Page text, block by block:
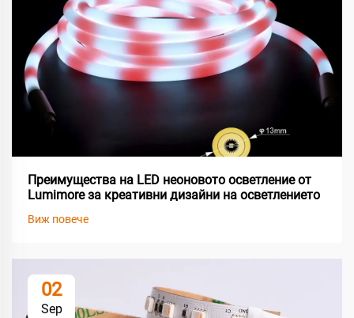
Преимущества на LED неоновото осветление от
Lumimore за креативни дизайни на осветлението
Виж повече
02
Sep